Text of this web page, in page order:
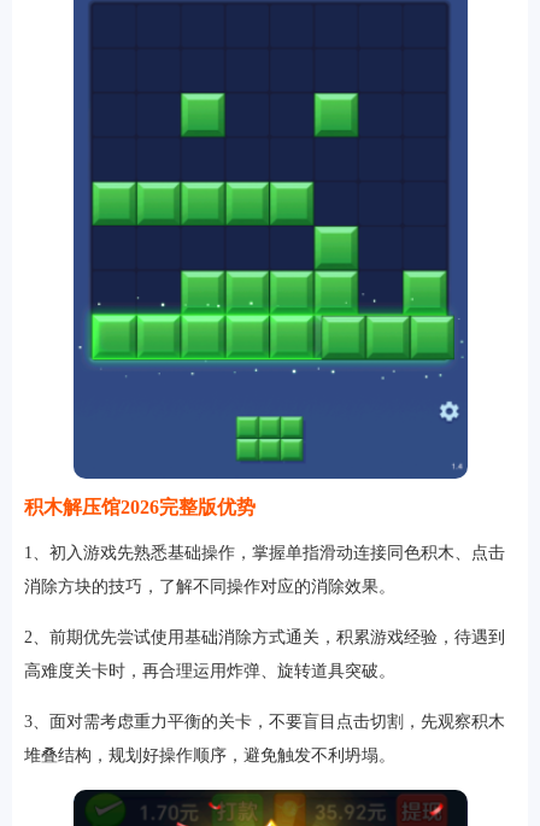
积木解压馆2026完整版优势
1、初入游戏先熟悉基础操作，掌握单指滑动连接同色积木、点击
消除方块的技巧，了解不同操作对应的消除效果。
2、前期优先尝试使用基础消除方式通关，积累游戏经验，待遇到
高难度关卡时，再合理运用炸弹、旋转道具突破。
3、面对需考虑重力平衡的关卡，不要盲目点击切割，先观察积木
堆叠结构，规划好操作顺序，避免触发不利坍塌。